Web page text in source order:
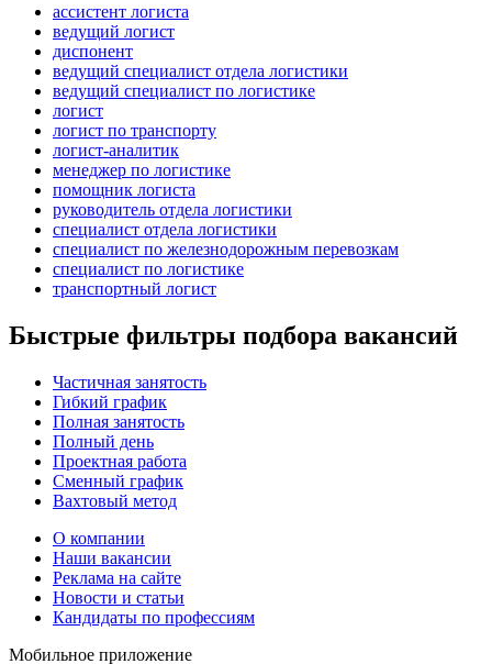
ассистент логиста
ведущий логист
диспонент
ведущий специалист отдела логистики
ведущий специалист по логистике
логист
логист по транспорту
логист-аналитик
менеджер по логистике
помощник логиста
руководитель отдела логистики
специалист отдела логистики
специалист по железнодорожным перевозкам
специалист по логистике
транспортный логист
Быстрые фильтры подбора вакансий
Частичная занятость
Гибкий график
Полная занятость
Полный день
Проектная работа
Сменный график
Вахтовый метод
О компании
Наши вакансии
Реклама на сайте
Новости и статьи
Кандидаты по профессиям
Мобильное приложение